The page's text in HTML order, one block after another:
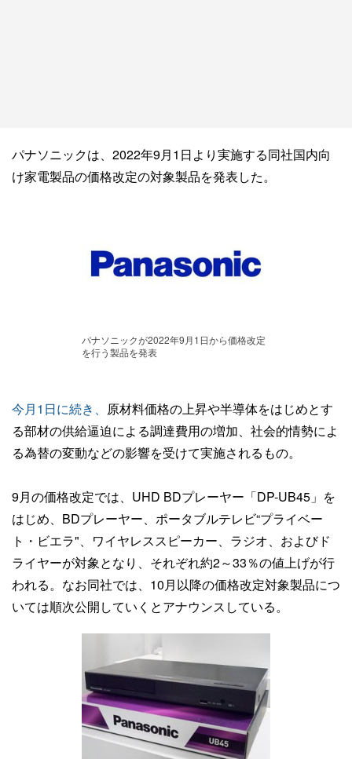
パナソニックは、2022年9月1日より実施する同社国内向
け家電製品の価格改定の対象製品を発表した。
パナソニックが2022年9月1日から価格改定
を行う製品を発表
今月1日に続き、 原材料価格の上昇や半導体をはじめとす
る部材の供給逼迫による調達費用の増加、社会的情勢によ
る為替の変動などの影響を受けて実施されるもの。
9月の価格改定では、UHD BDプレーヤー「DP-UB45」を
はじめ、BDプレーヤー、ポータブルテレビ“プライベー
ト・ビエラ"、ワイヤレススピーカー、ラジオ、およびド
ライヤーが対象となり、それぞれ約2～33％の値上げが行
われる。なお同社では、10月以降の価格改定対象製品につ
いては順次公開していくとアナウンスしている。